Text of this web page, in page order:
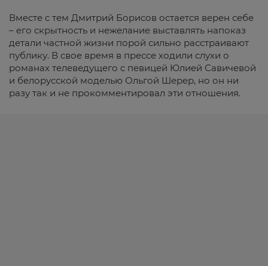
Вместе с тем Дмитрий Борисов остается верен себе
– его скрытность и нежелание выставлять напоказ
детали частной жизни порой сильно расстраивают
публику. В свое время в прессе ходили слухи о
романах телеведущего с певицей Юлией Савичевой
и белорусской моделью Ольгой Шерер, но он ни
разу так и не прокомментировал эти отношения.